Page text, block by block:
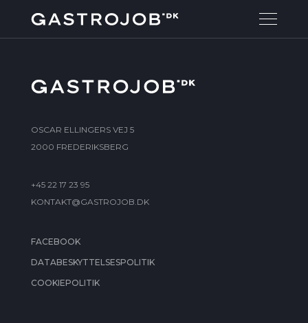
OSCAR ELLINGERS VEJ 5
2000 FREDERIKSBERG
+45 22 17 23 95
KONTAKT@GASTROJOB.DK
FACEBOOK
DATABESKYTTELSESPOLITIK
COOKIEPOLITIK